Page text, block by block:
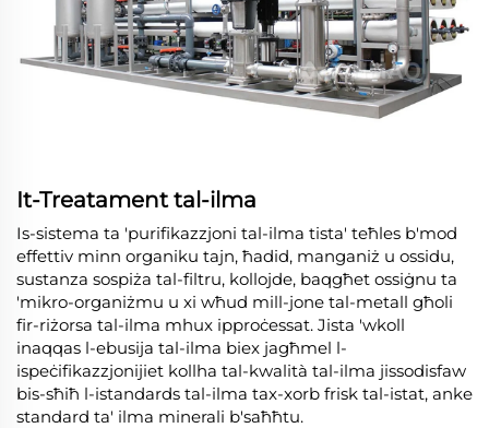
It-Treatament tal-ilma
Is-sistema ta 'purifikazzjoni tal-ilma tista' teħles b'mod
effettiv minn organiku tajn, ħadid, manganiż u ossidu,
sustanza sospiża tal-filtru, kollojde, baqgħet ossiġnu ta
'mikro-organiżmu u xi wħud mill-jone tal-metall għoli
fir-riżorsa tal-ilma mhux ipproċessat. Jista 'wkoll
inaqqas l-ebusija tal-ilma biex jagħmel l-
ispeċifikazzjonijiet kollha tal-kwalità tal-ilma jissodisfaw
bis-sħiħ l-istandards tal-ilma tax-xorb frisk tal-istat, anke
standard ta' ilma minerali b'saħħtu.